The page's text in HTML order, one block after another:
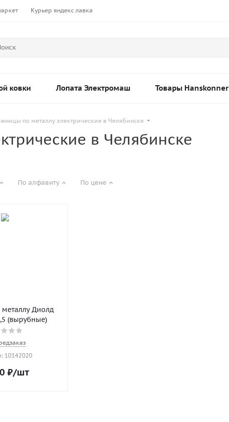
Курьер яндекс лавка
ковки Лопата Электромаш Товары Hanskonner
по металлу электрические в Челябинске
в Челябинске
По алфавиту По цене
Диолд
(вырубные)
10142020
₽/шт